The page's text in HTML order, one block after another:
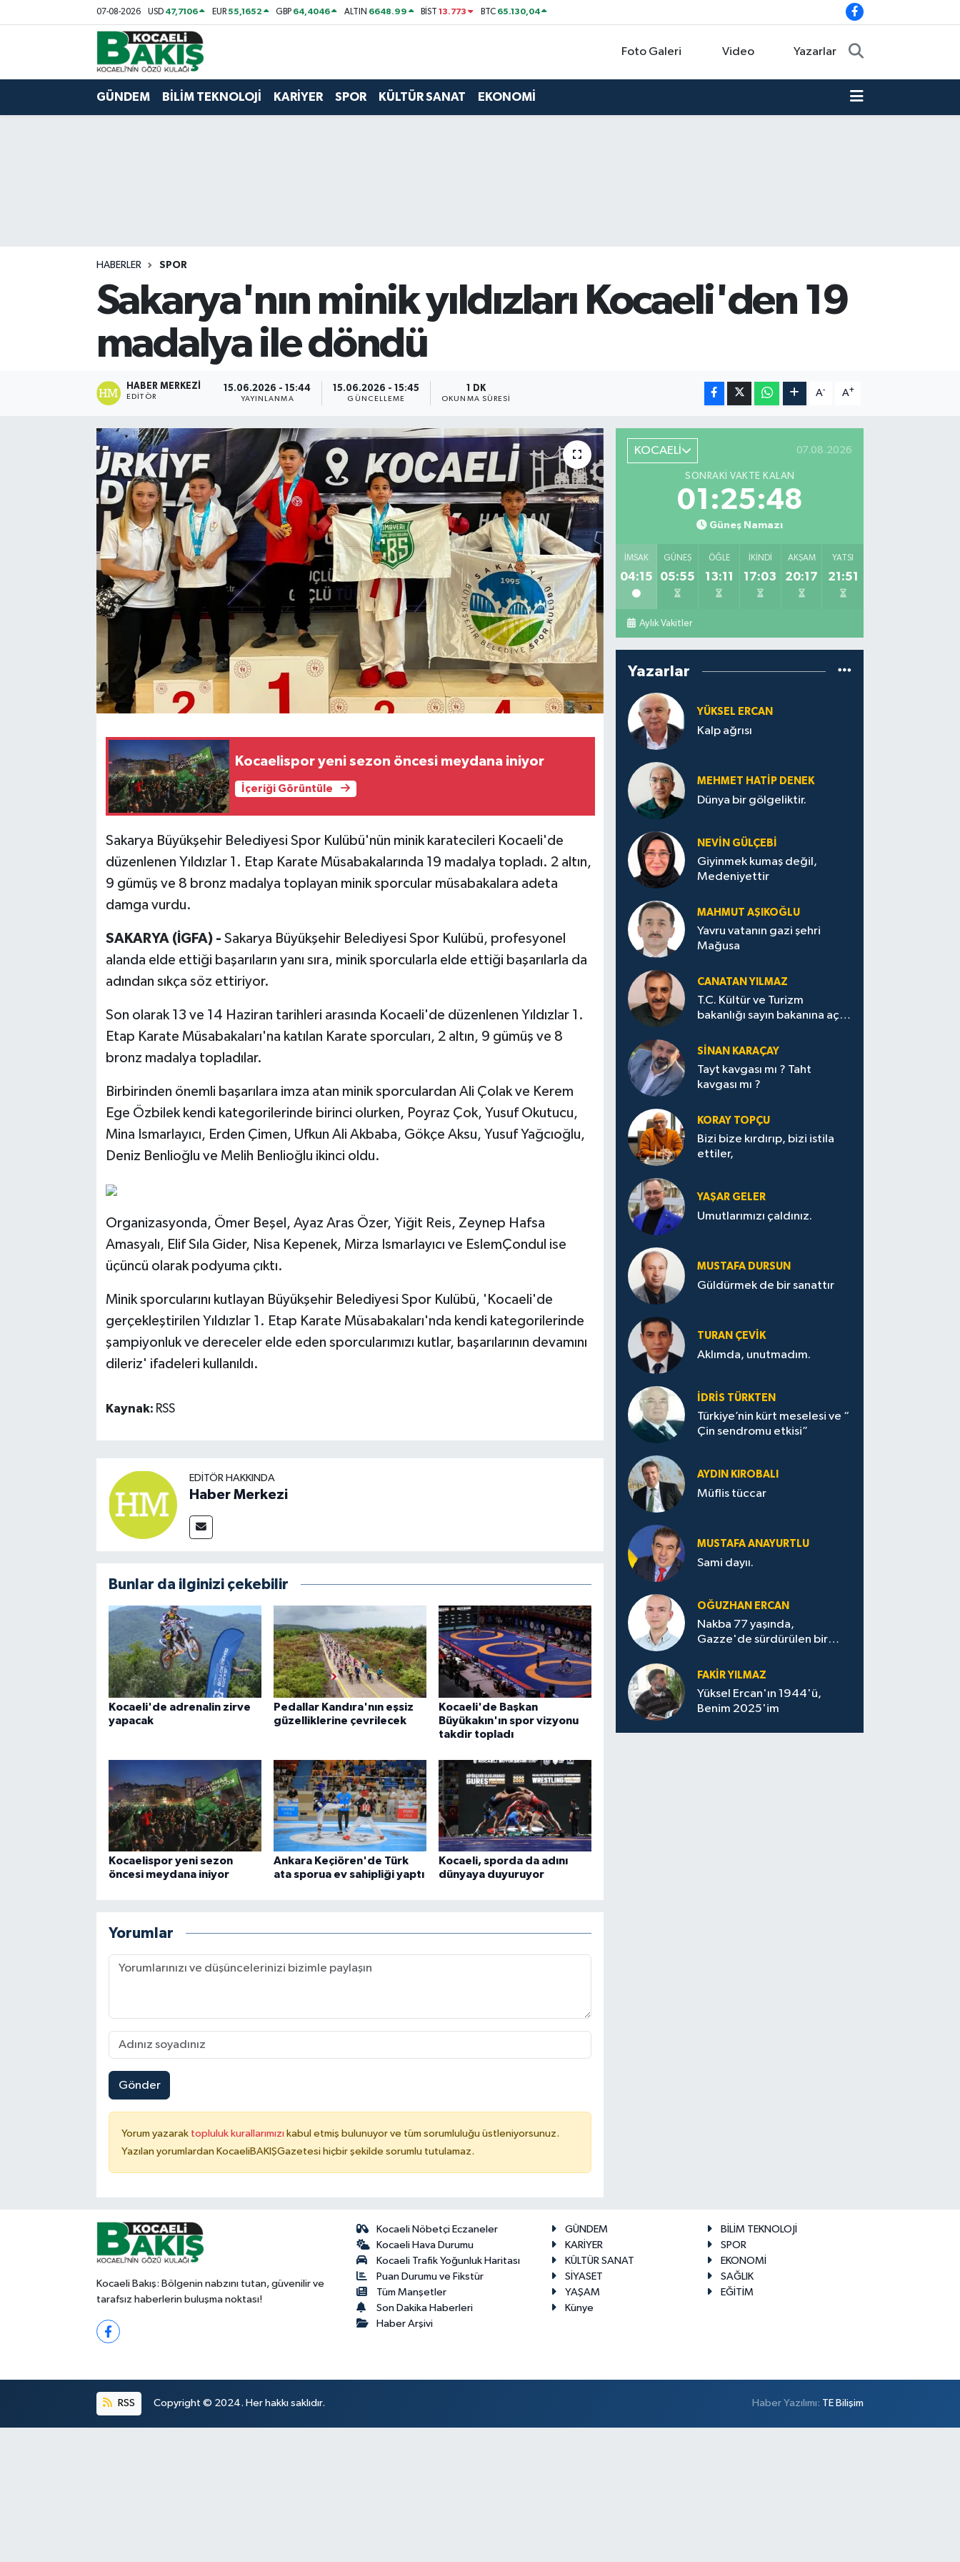
07-08-2026 USD 47,7106 EUR55,1652 GBP 64,4046 ALTIN 6648.99 BİST13.773 BTC 65.130,04
Foto Galeri Video Yazarlar
GÜNDEM BİLİM TEKNOLOJİ KARİYER SPOR KÜLTÜR SANAT EKONOMİ
HABERLER SPOR
Sakarya'nın minik yıldızları Kocaeli'den 19
madalya ile döndü
HABER MERKEZI
EDITÖR
15.06.2026 - 15:44
YAYINLANMA
15.06.2026 - 15:45
GÜNCELLEME
1 DK
OKUNMA SÜRESI
A- A+
Kocaelispor yeni sezon öncesi meydana iniyor
İçeriği Görüntüle
Sakarya Büyükşehir Belediyesi Spor Kulübü'nün minik karatecileri Kocaeli'de
düzenlenen Yıldızlar 1. Etap Karate Müsabakalarında 19 madalya topladı. 2 altın,
9 gümüş ve 8 bronz madalya toplayan minik sporcular müsabakalara adeta
damga vurdu.
SAKARYA (İGFA) - Sakarya Büyükşehir Belediyesi Spor Kulübü, profesyonel
alanda elde ettiği başarıların yanı sıra, minik sporcularla elde ettiği başarılarla da
adından sıkça söz ettiriyor.
Son olarak 13 ve 14 Haziran tarihleri arasında Kocaeli'de düzenlenen Yıldızlar 1.
Etap Karate Müsabakaları'na katılan Karate sporcuları, 2 altın, 9 gümüş ve 8
bronz madalya topladılar.
Birbirinden önemli başarılara imza atan minik sporculardan Ali Çolak ve Kerem
Ege Özbilek kendi kategorilerinde birinci olurken, Poyraz Çok, Yusuf Okutucu,
Mina Ismarlayıcı, Erden Çimen, Ufkun Ali Akbaba, Gökçe Aksu, Yusuf Yağcıoğlu,
Deniz Benlioğlu ve Melih Benlioğlu ikinci oldu.
Organizasyonda, Ömer Beşel, Ayaz Aras Özer, Yiğit Reis, Zeynep Hafsa
Amasyalı, Elif Sıla Gider, Nisa Kepenek, Mirza Ismarlayıcı ve EslemÇondul ise
üçüncü olarak podyuma çıktı.
Minik sporcularını kutlayan Büyükşehir Belediyesi Spor Kulübü, 'Kocaeli'de
gerçekleştirilen Yıldızlar 1. Etap Karate Müsabakaları'nda kendi kategorilerinde
şampiyonluk ve dereceler elde eden sporcularımızı kutlar, başarılarının devamını
dileriz' ifadeleri kullanıldı.
Kaynak: RSS
EDITÖR HAKKINDA
Haber Merkezi
Bunlar da ilginizi çekebilir
Kocaeli'de adrenalin zirve
yapacak
Pedallar Kandıra'nın eşsiz
güzelliklerine çevrilecek
Kocaeli'de Başkan
Büyükakın'ın spor vizyonu
takdir topladı
Kocaelispor yeni sezon
öncesi meydana iniyor
Ankara Keçiören'de Türk
ata sporua ev sahipliği yaptı
Kocaeli, sporda da adını
dünyaya duyuruyor
Yorumlar
Gönder
Yorum yazarak topluluk kurallarımızı kabul etmiş bulunuyor ve tüm sorumluluğu üstleniyorsunuz.
Yazılan yorumlardan KocaeliBAKIŞGazetesi hiçbir şekilde sorumlu tutulamaz.
KOCAELİ 07.08.2026
SONRAKI VAKTE KALAN
01:25:47
Güneş Namazı
İMSAK
04:15
GÜNEŞ
05:55
ÖĞLE
13:11
İKINDI
17:03
AKŞAM
20:17
YATSI
21:51
Aylık Vakitler
Yazarlar
YÜKSEL ERCAN
Kalp ağrısı
MEHMET HATİP DENEK
Dünya bir gölgeliktir.
NEVİN GÜLÇEBİ
Giyinmek kumaş değil,
Medeniyettir
MAHMUT AŞIKOĞLU
Yavru vatanın gazi şehri
Mağusa
CANATAN YILMAZ
T.C. Kültür ve Turizm
bakanlığı sayın bakanına açık
SİNAN KARAÇAY
Tayt kavgası mı ? Taht
kavgası mı ?
KORAY TOPÇU
Bizi bize kırdırıp, bizi istila
ettiler,
YAŞAR GELER
Umutlarımızı çaldınız.
MUSTAFA DURSUN
Güldürmek de bir sanattır
TURAN ÇEVİK
Aklımda, unutmadım.
İDRİS TÜRKTEN
Türkiye’nin kürt meselesi ve “
Çin sendromu etkisi”
AYDIN KIROBALI
Müflis tüccar
MUSTAFA ANAYURTLU
Sami dayıı.
OĞUZHAN ERCAN
Nakba 77 yaşında,
Gazze'de sürdürülen bir
FAKİR YILMAZ
Yüksel Ercan'ın 1944'ü,
Benim 2025'im
Kocaeli Bakış: Bölgenin nabzını tutan, güvenilir ve
tarafsız haberlerin buluşma noktası!
Kocaeli Nöbetçi Eczaneler
Kocaeli Hava Durumu
Kocaeli Trafik Yoğunluk Haritası
Puan Durumu ve Fikstür
Tüm Manşetler
Son Dakika Haberleri
Haber Arşivi
GÜNDEM
BİLİM TEKNOLOJİ
KARİYER
SPOR
KÜLTÜR SANAT
EKONOMİ
SİYASET
SAĞLIK
YAŞAM
EĞİTİM
Künye
RSS Copyright © 2024. Her hakkı saklıdır. Haber Yazılımı: TE Bilişim
Kocaeli Nöbetçi Eczaneler
Kocaeli Hava Durumu